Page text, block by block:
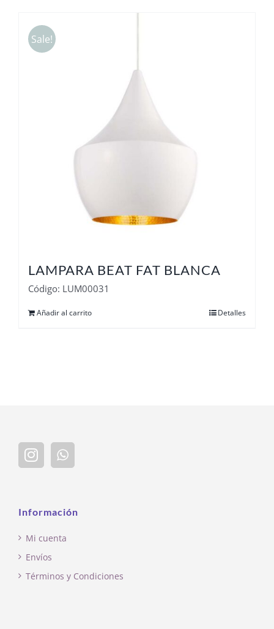
Sale!
LAMPARA BEAT FAT BLANCA
Código: LUM00031
Añadir al carrito Detalles
Información
Mi cuenta
Envíos
Términos y Condiciones